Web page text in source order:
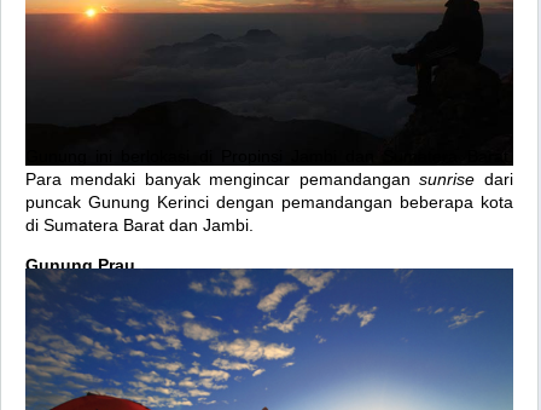
Para mendaki banyak mengincar pemandangansunrise dari
puncak Gunung Kerinci dengan pemandangan beberapa kota
di Sumatera Barat dan Jambi.
Gunung Prau